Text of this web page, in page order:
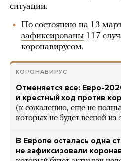
ситуации.
По состоянию на 13
зафиксированы 117
коронавирусом.
КОРОНАВИРУС
Отменяется все: Евро-
и крестный ход против
(к сожалению, еще не
которых не будет весной
В Европе осталась одна
не зафиксировали